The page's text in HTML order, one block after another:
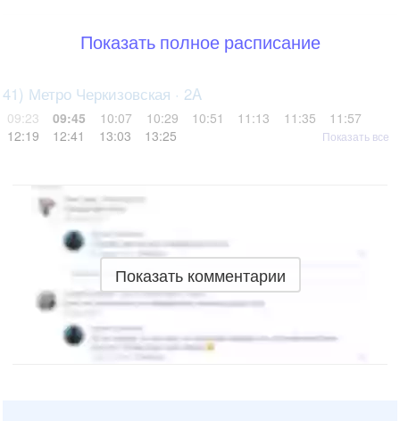
Показать полное расписание
41) Метро Черкизовская · 2A
09:23 09:45 10:07 10:29 10:51 11:13 11:35
11:57
12:19
12:41 13:03 13:25 Показать все
Показать комментарии